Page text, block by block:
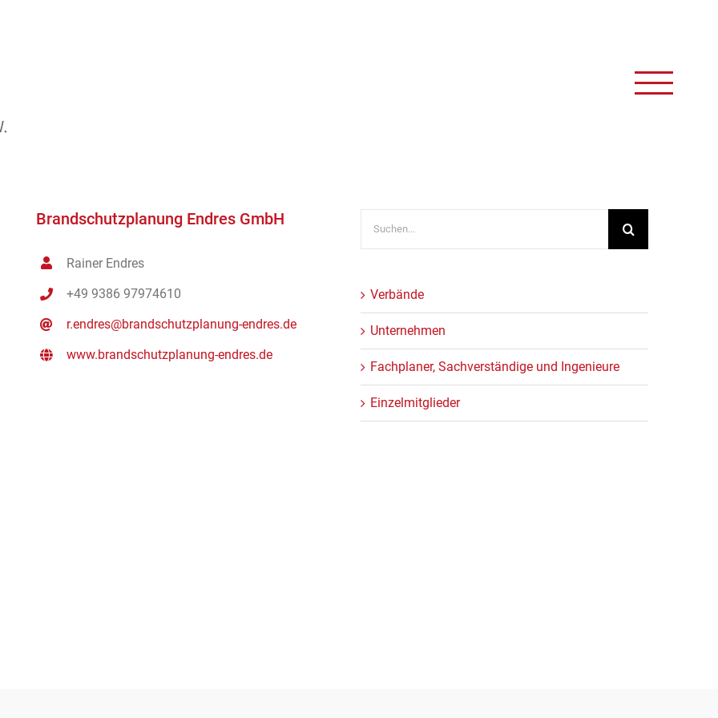
Brandschutzplanung Endres GmbH
Rainer Endres
+49 9386 97974610
r.endres@brandschutzplanung-endres.de
www.brandschutzplanung-endres.de
nach:
Verbände
Unternehmen
Fachplaner, Sachverständige und Ingenieure
Einzelmitglieder